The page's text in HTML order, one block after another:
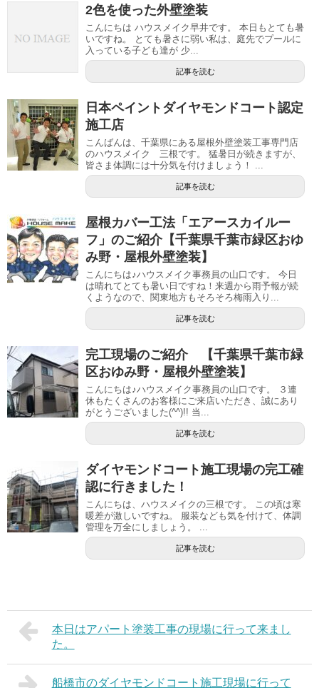
2色を使った外壁塗装
こんにちは ハウスメイク早井です。 本日もとても暑
いですね。 とても暑さに弱い私は、庭先でプールに
入っている子ども達が 少...
記事を読む
日本ペイントダイヤモンドコート認定
施工店
こんばんは、千葉県にある屋根外壁塗装工事専門店
のハウスメイク 三根です。 猛暑日が続きますが、
皆さま体調には十分気を付けましょう！ ...
記事を読む
屋根カバー工法「エアースカイルー
フ」のご紹介【千葉県千葉市緑区おゆ
み野・屋根外壁塗装】
こんにちは♪ハウスメイク事務員の山口です。 今日
は晴れてとても暑い日ですね！来週から雨予報が続
くようなので、関東地方もそろそろ梅雨入り...
記事を読む
完工現場のご紹介 【千葉県千葉市緑
区おゆみ野・屋根外壁塗装】
こんにちは♪ハウスメイク事務員の山口です。 ３連
休もたくさんのお客様にご来店いただき、誠にあり
がとうございました(^^)!! 当...
記事を読む
ダイヤモンドコート施工現場の完工確
認に行きました！
こんにちは、ハウスメイクの三根です。 この頃は寒
暖差が激しいですね。 服装なども気を付けて、体調
管理を万全にしましょう。 ...
記事を読む
本日はアパート塗装工事の現場に行って来まし
た。
船橋市のダイヤモンドコート施工現場に行って